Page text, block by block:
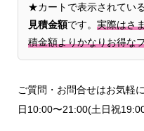
★カートで表示されてい
見積金額です。 実際はさ
積金額よりかなりお得な
ご質問・お問合せはお気軽
日10:00〜21:00(土日祝